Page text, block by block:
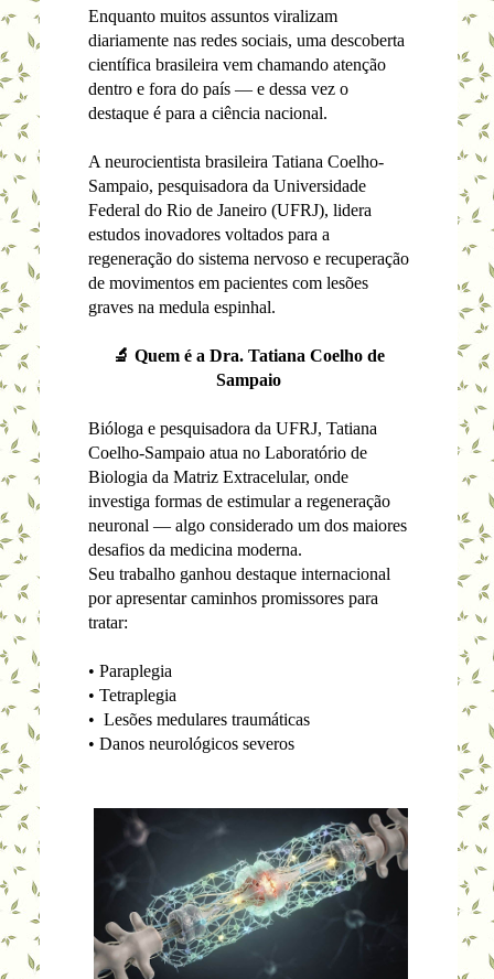
Enquanto muitos assuntos viralizam
diariamente nas redes sociais, uma descoberta
científica brasileira vem chamando atenção
dentro e fora do país — e dessa vez o
destaque é para a ciência nacional.
A neurocientista brasileira Tatiana Coelho-
Sampaio, pesquisadora da Universidade
Federal do Rio de Janeiro (UFRJ), lidera
estudos inovadores voltados para a
regeneração do sistema nervoso e recuperação
de movimentos em pacientes com lesões
graves na medula espinhal.
🔬 Quem é a Dra. Tatiana Coelho de
Sampaio
Bióloga e pesquisadora da UFRJ, Tatiana
Coelho-Sampaio atua no Laboratório de
Biologia da Matriz Extracelular, onde
investiga formas de estimular a regeneração
neuronal — algo considerado um dos maiores
desafios da medicina moderna.
Seu trabalho ganhou destaque internacional
por apresentar caminhos promissores para
tratar:
• Paraplegia
• Tetraplegia
• Lesões medulares traumáticas
• Danos neurológicos severos